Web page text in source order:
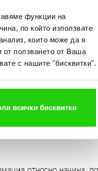
функции на
по който използвате
които може да я
от ползването от Ваша
с нашите "бисквитки".
всички бисквитки
„Изи Академия“